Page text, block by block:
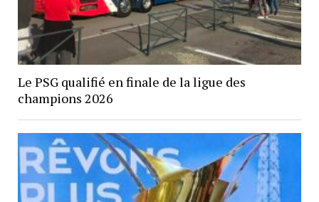
Le PSG qualifié en finale de la ligue des
champions 2026